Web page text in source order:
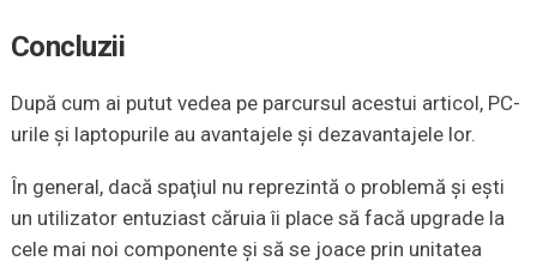
Concluzii
După cum ai putut vedea pe parcursul acestui articol, PC-
urile şi laptopurile au avantajele şi dezavantajele lor.
În general, dacă spaţiul nu reprezintă o problemă şi eşti
un utilizator entuziast căruia îi place să facă upgrade la
cele mai noi componente şi să se joace prin unitatea